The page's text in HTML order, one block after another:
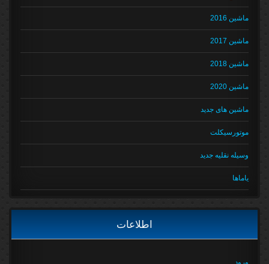
ماشین 2016
ماشین 2017
ماشین 2018
ماشین 2020
ماشین های جدید
موتورسیکلت
وسیله نقلیه جدید
یاماها
اطلاعات
ورود